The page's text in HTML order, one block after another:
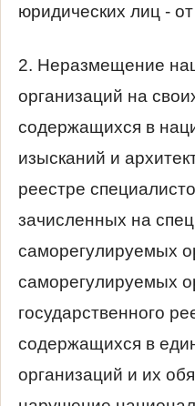
юридических лиц -
2. Неразмещение
организаций на
содержащихся в
изысканий и
реестре
зачисленных на
саморегулируемых
саморегулируемых
государственного
содержащихся в
организаций и их